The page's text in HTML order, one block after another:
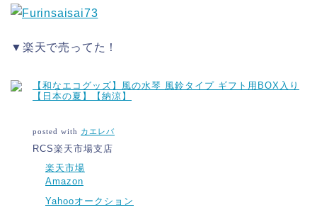
▼楽天で売ってた！
【和なエコグッズ】風の水琴 風鈴タイプ ギフト用BOX入り
【日本の夏】【納涼】
posted with カエレバ
RCS楽天市場支店
楽天市場
Amazon
Yahooオークション